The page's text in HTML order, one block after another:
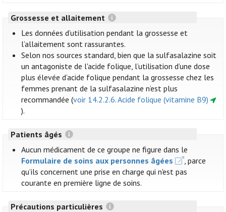
Grossesse et allaitement
Les données d’utilisation pendant la grossesse et
l’allaitement sont rassurantes.
Selon nos sources standard, bien que la sulfasalazine soit
un antagoniste de l'acide folique, l’utilisation d’une dose
plus élevée d’acide folique pendant la grossesse chez les
femmes prenant de la sulfasalazine n’est plus
recommandée (voir 14.2.2.6. Acide folique (vitamine B9)
).
Patients âgés
Aucun médicament de ce groupe ne figure dans le
Formulaire de soins aux personnes âgées
, parce
qu’ils concernent une prise en charge qui n'est pas
courante en première ligne de soins.
Précautions particulières